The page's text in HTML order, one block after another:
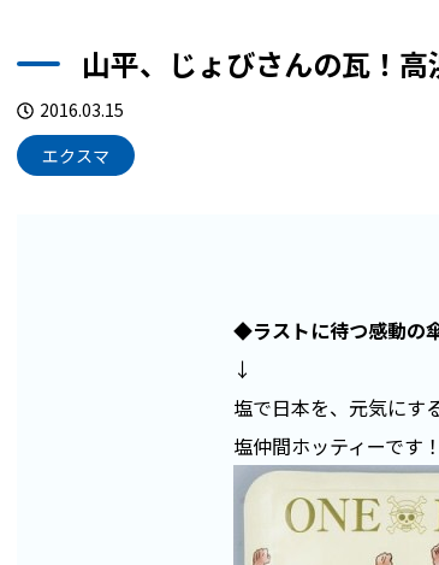
山平、じょびさんの瓦！
2016.03.15
エクスマ
◆ラストに待つ感動の
↓
塩で日本を、元気にす
塩仲間ホッティーです